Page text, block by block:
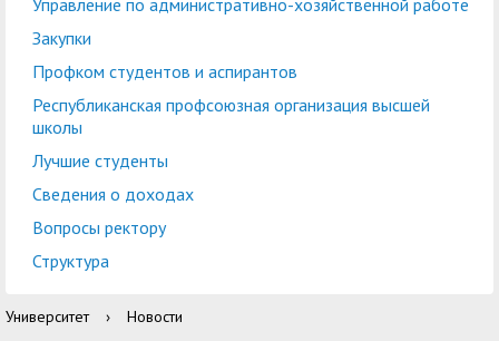
Международная
деятельность
Управление по
административно-
Закупки
Республиканская
организация высшей
Центр тестирования
иностранных граждан
по русскому языку
Центр развития
компетенций
Центр русского языка
Управление по административно-хозяйственной работе
Закупки
Профком студентов и аспирантов
Республиканская профсоюзная организация высшей
школы
Лучшие студенты
Сведения о доходах
Вопросы ректору
Структура
Университет › Новости